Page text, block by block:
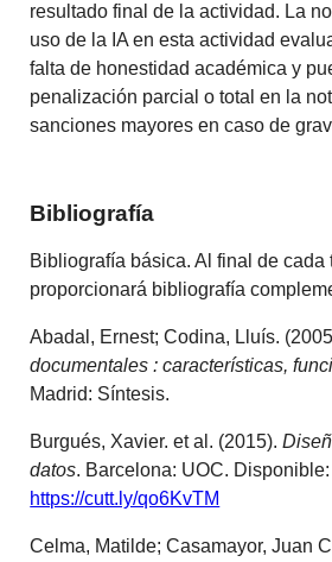
resultado final de la actividad. La
uso de la IA en esta actividad
falta de honestidad académica y
penalización parcial o total en la
sanciones mayores en caso de
Bibliografía
Bibliografía básica. Al final de cada
proporcionará bibliografía
Abadal, Ernest; Codina, Lluís.
documentales : características,
Madrid: Síntesis.
Burgués, Xavier. et al. (2015).
datos. Barcelona: UOC. Disponible:
https://cutt.ly/qo6KvTM
Celma, Matilde; Casamayor, Juan